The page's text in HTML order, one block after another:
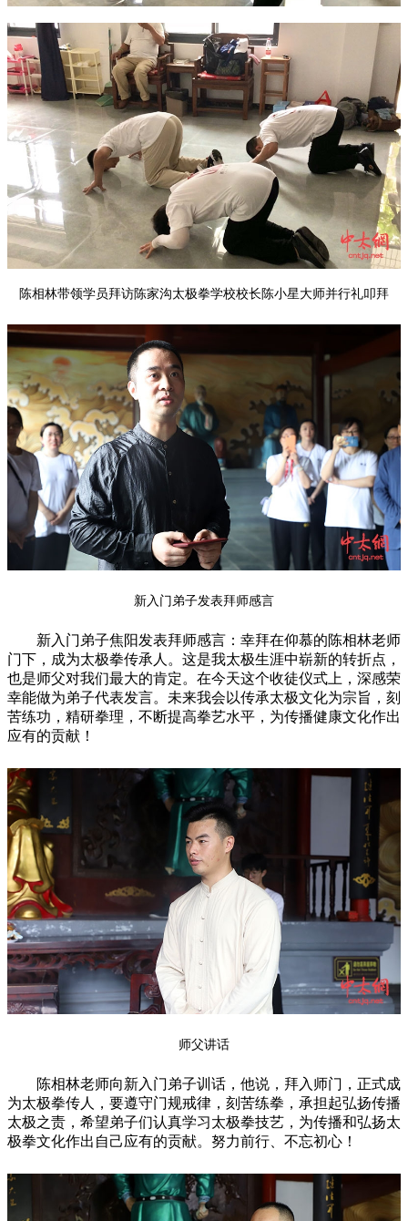
陈相林带领学员拜访陈家沟太极拳学校校长陈小星大师并行礼叩拜
新入门弟子发表拜师感言
新入门弟子焦阳发表拜师感言：幸拜在仰慕的陈相林老师
门下，成为太极拳传承人。这是我太极生涯中崭新的转折点，
也是师父对我们最大的肯定。在今天这个收徒仪式上，深感荣
幸能做为弟子代表发言。未来我会以传承太极文化为宗旨，刻
苦练功，精研拳理，不断提高拳艺水平，为传播健康文化作出
应有的贡献！
师父讲话
陈相林老师向新入门弟子训话，他说，拜入师门，正式成
为太极拳传人，要遵守门规戒律，刻苦练拳，承担起弘扬传播
太极之责，希望弟子们认真学习太极拳技艺，为传播和弘扬太
极拳文化作出自己应有的贡献。努力前行、不忘初心！